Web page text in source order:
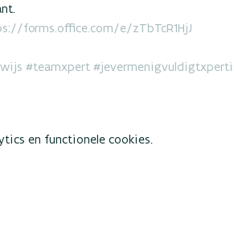
forms.office.com/e/zTbTcR1HjJ
#teamxpert
en functionele cookies.